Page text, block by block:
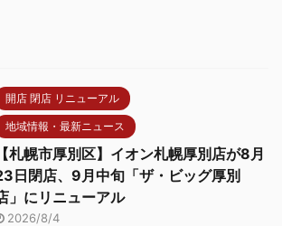
開店 閉店 リニューアル
地域情報・最新ニュース
【札幌市厚別区】イオン札幌厚別店が8月
日閉店、9月中旬「ザ・ビッグ厚別
」にリニューアル
2026/8/4